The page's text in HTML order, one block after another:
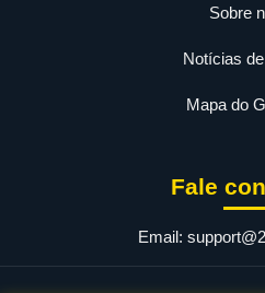
Sobre
Notícias
Mapa do
Fale
Email: